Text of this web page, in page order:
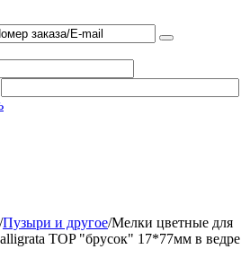
/Пузыри и другое/Мелки цветные для
TOP "брусок" 17*77мм в ведре